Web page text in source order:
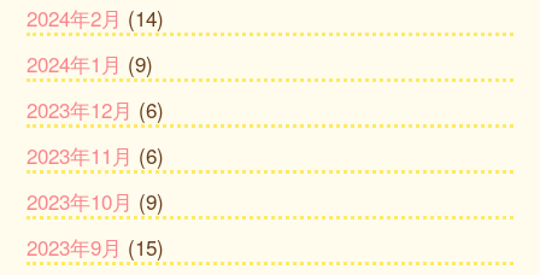
2024年2月 (14)
2024年1月 (9)
2023年12月 (6)
2023年11月 (6)
2023年10月 (9)
2023年9月 (15)